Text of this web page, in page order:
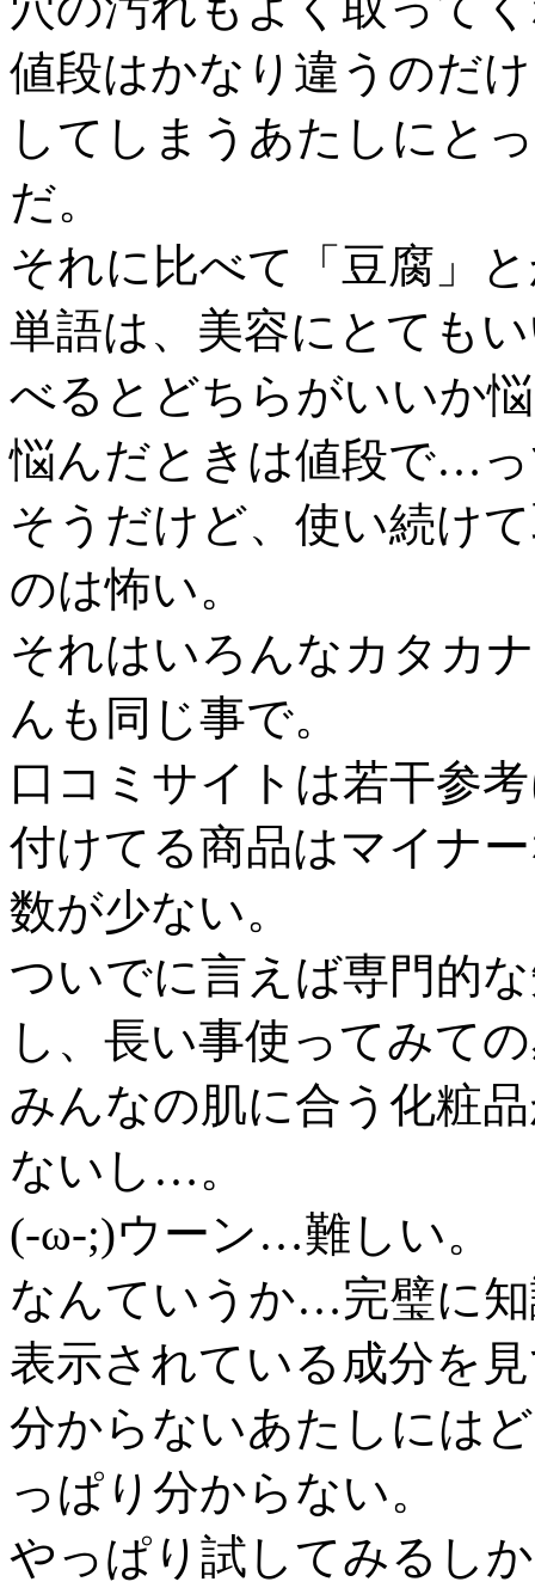
値段はかなり違うのだ
してしまうあたしにと
だ。
それに比べて「豆腐」
単語は、美容にとても
べるとどちらがいいか
悩んだときは値段で…
そうだけど、使い続け
のは怖い。
それはいろんなカタカ
んも同じ事で。
口コミサイトは若干参
付けてる商品はマイナ
数が少ない。
ついでに言えば専門的
し、長い事使ってみて
みんなの肌に合う化粧
ないし…。
(-ω-;)ウーン…難しい。
なんていうか…完璧に
表示されている成分を
分からないあたしには
っぱり分からない。
やっぱり試してみるし